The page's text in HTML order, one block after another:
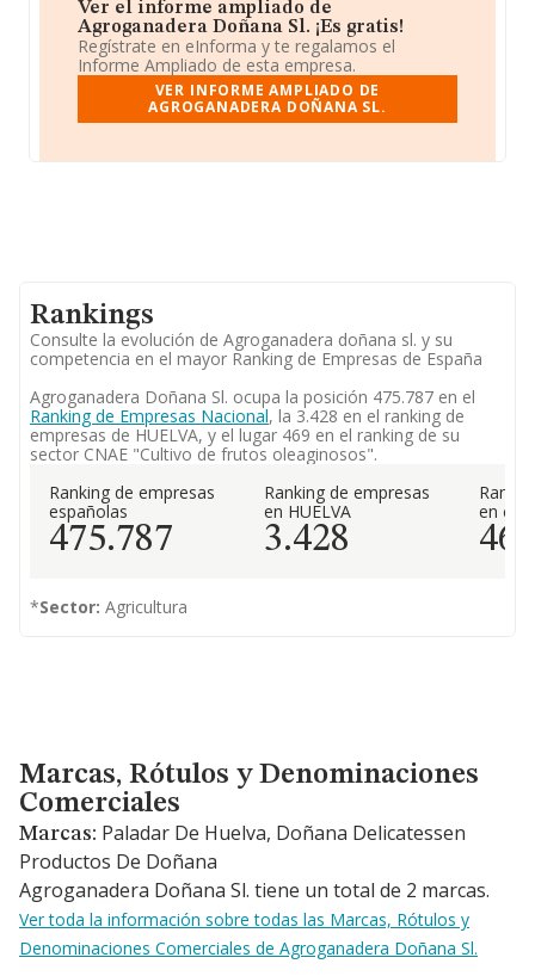
Ver el informe ampliado de
Agroganadera Doñana Sl. ¡Es gratis!
Regístrate en eInforma y te regalamos el
Informe Ampliado de esta empresa.
VER INFORME AMPLIADO DE
AGROGANADERA DOÑANA SL.
Rankings
Consulte la evolución de Agroganadera doñana sl. y su
competencia en el mayor Ranking de Empresas de España
Agroganadera Doñana Sl. ocupa la posición 475.787 en el
Ranking de Empresas Nacional, la 3.428 en el ranking de
empresas de HUELVA, y el lugar 469 en el ranking de su
sector CNAE "Cultivo de frutos oleaginosos".
Ranking de empresas
españolas
475.787
Ranking de empresas
en HUELVA
3.428
en el
469
*Sector: Agricultura
Marcas, Rótulos y Denominaciones Comerciales
Marcas, Rótulos y Denominaciones
Comerciales
Marcas: Paladar De Huelva, Doñana Delicatessen
Productos De Doñana
Agroganadera Doñana Sl. tiene un total de 2 marcas.
Ver toda la información sobre todas las Marcas, Rótulos y
Denominaciones Comerciales de Agroganadera Doñana Sl.